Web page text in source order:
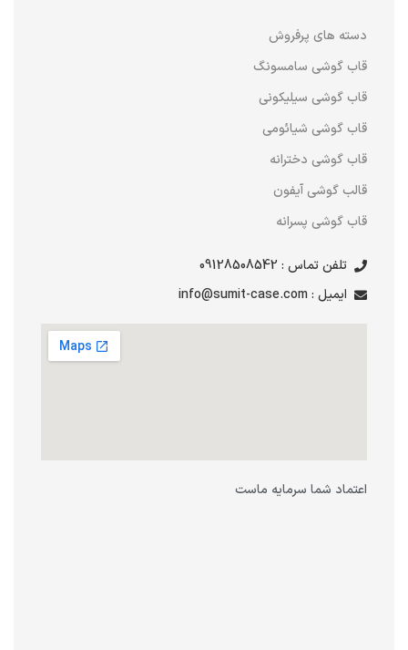
دسته های پرفروش
قاب گوشی سامسونگ
قاب گوشی سیلیکونی
قاب گوشی شیائومی
قاب گوشی دخترانه
قالب گوشی آیفون
قاب گوشی پسرانه
تلفن تماس : 09128508542
ایمیل : info@sumit-case.com
اعتماد شما سرمایه ماست